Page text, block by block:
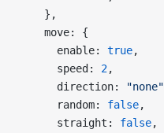
    },
    move: {
      enable:
true,
      speed:
2,
      direction:
"none"
      random:
false,
      straight:
false,